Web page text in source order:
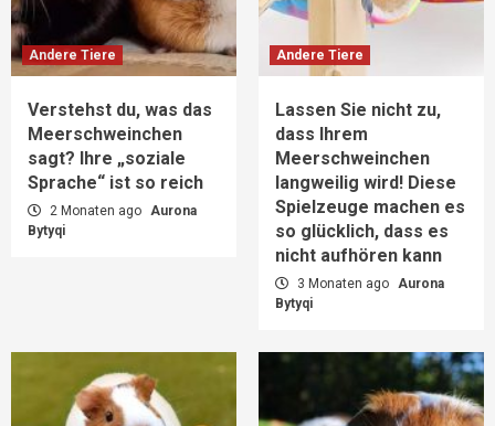
Andere Tiere
Verstehst du, was das
Meerschweinchen
sagt? Ihre „soziale
Sprache“ ist so reich
2 Monaten ago Aurona
Bytyqi
Andere Tiere
Lassen Sie nicht zu,
dass Ihrem
Meerschweinchen
langweilig wird! Diese
Spielzeuge machen es
so glücklich, dass es
nicht aufhören kann
3 Monaten ago Aurona
Bytyqi